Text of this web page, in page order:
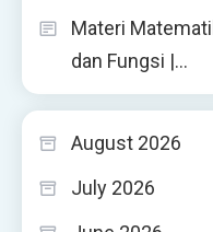
Materi
dan Fungsi |…
August 2026
July 2026